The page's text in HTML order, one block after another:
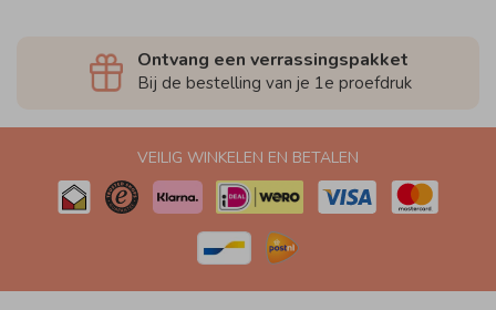
Ontvang een verrassingspakket
Bij de bestelling van je 1e proefdruk
VEILIG WINKELEN EN BETALEN